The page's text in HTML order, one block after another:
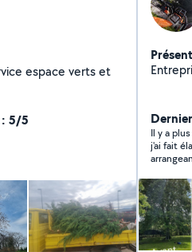
espace verts et
: 5/5
Il y a
j'ai fait